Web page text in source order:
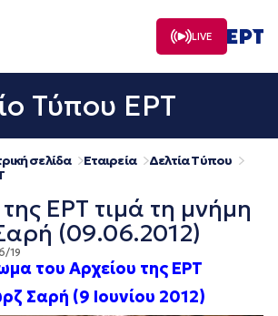
LIVE
Τύπου ΕΡΤ
σελίδα Εταιρεία
Δελτία Τύπου
ΕΡΤ τιμά τη μνήμη
(09.06.2012)
19
του Αρχείου της ΕΡΤ
Σαρή (9 Ιουνίου 2012)